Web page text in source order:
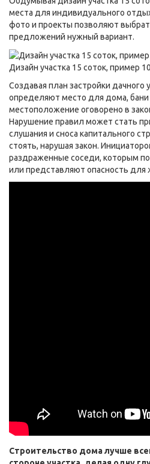
места для индивидуального
фото и проекты позволяют
предложений нужный вариант.
Дизайн участка 15 соток, пример 10
Создавая план застройки дачного
определяют место для дома, бани
местоположение оговорено в
Нарушение правил может стать
слушания и сноса капитального
стоять, нарушая закон.
раздраженные соседи, которым
или представляют опасность для
Строительство дома лучше